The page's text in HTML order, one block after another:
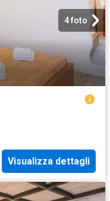
4 foto
Visualizza dettagli